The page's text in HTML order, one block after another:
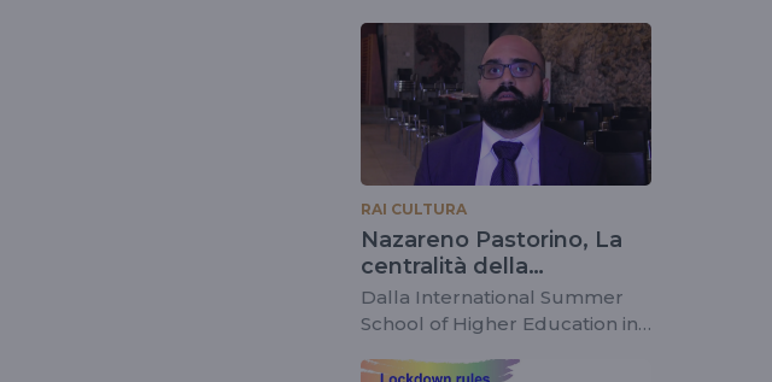
RAI CULTURA
Nazareno Pastorino, La
centralità della
predicazione
Dalla International Summer
School of Higher Education in